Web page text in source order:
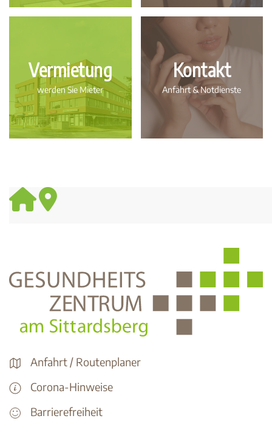
Vermietung
werden Sie Mieter
Kontakt
Anfahrt & Notdienste
Anfahrt / Routenplaner
Corona-Hinweise
Barrierefreiheit